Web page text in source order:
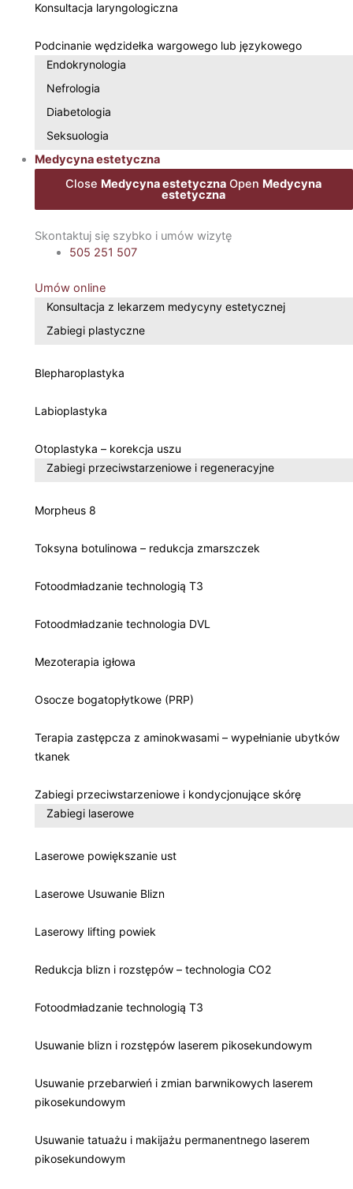
Konsultacja laryngologiczna
Podcinanie wędzidełka wargowego lub językowego
Endokrynologia
Nefrologia
Diabetologia
Seksuologia
Medycyna estetyczna
Close Medycyna estetyczna Open Medycyna
estetyczna
Skontaktuj się szybko i umów wizytę
505 251 507
Umów online
Konsultacja z lekarzem medycyny estetycznej
Zabiegi plastyczne
Blepharoplastyka
Labioplastyka
Otoplastyka – korekcja uszu
Zabiegi przeciwstarzeniowe i regeneracyjne
Morpheus 8
Toksyna botulinowa – redukcja zmarszczek
Fotoodmładzanie technologią T3
Fotoodmładzanie technologia DVL
Mezoterapia igłowa
Osocze bogatopłytkowe (PRP)
Terapia zastępcza z aminokwasami – wypełnianie ubytków
tkanek
Zabiegi przeciwstarzeniowe i kondycjonujące skórę
Zabiegi laserowe
Laserowe powiększanie ust
Laserowe Usuwanie Blizn
Laserowy lifting powiek
Redukcja blizn i rozstępów – technologia CO2
Fotoodmładzanie technologią T3
Usuwanie blizn i rozstępów laserem pikosekundowym
Usuwanie przebarwień i zmian barwnikowych laserem
pikosekundowym
Usuwanie tatuażu i makijażu permanentnego laserem
pikosekundowym